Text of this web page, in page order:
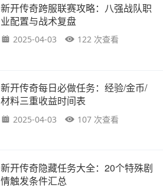
新开传奇跨服联赛攻略：八强战队职
业配置与战术复盘
2025-04-03 122 次查看
新开传奇每日必做任务：经验/金币/
材料三重收益时间表
2025-04-03 107 次查看
新开传奇隐藏任务大全：20个特殊剧
情触发条件汇总